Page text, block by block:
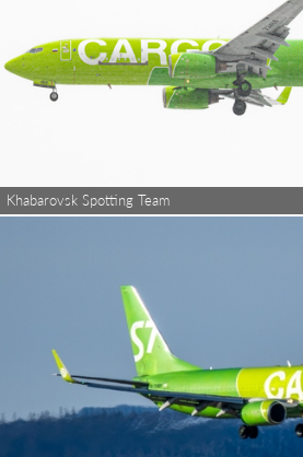
Khabarovsk Spotting Team